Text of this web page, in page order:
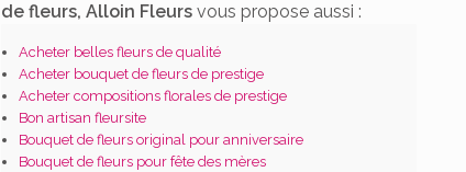
de fleurs, Alloin Fleursvous propose aussi :
Acheter belles fleurs de qualité
Acheter bouquet de fleurs de prestige
Acheter compositions florales de prestige
Bon artisan fleursite
Bouquet de fleurs original pour anniversaire
Bouquet de fleurs pour fête des mères